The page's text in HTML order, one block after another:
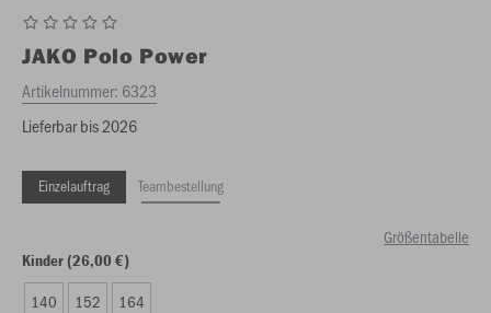
JAKO Polo Power
Artikelnummer: 6323
Lieferbar bis 2026
Einzelauftrag Teambestellung
Größentabelle
Kinder (26,00 €)
140 152 164